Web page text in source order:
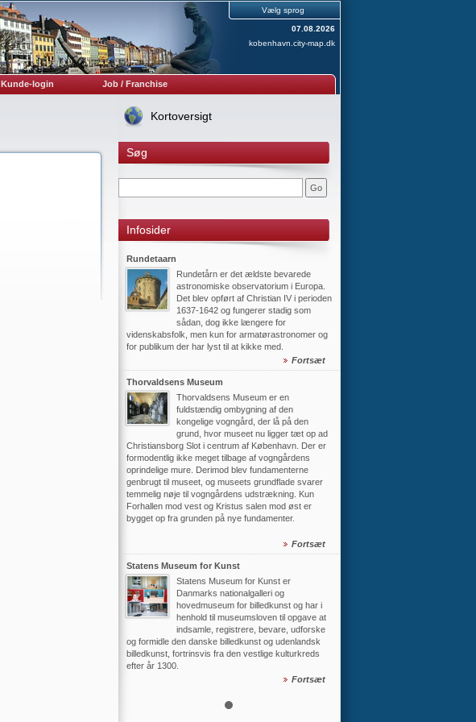
Vælg sprog
07.08.2026
kobenhavn.city-map.dk
Kunde-login Job / Franchise
Kortoversigt
Søg
Infosider
Christiansborg Slot i centrum af København. Der er
formodentlig ikke meget tilbage af vogngårdens
oprindelige mure. Derimod blev fundamenterne
genbrugt til museet, og museets grundflade svarer
temmelig nøje til vogngårdens udstrækning. Kun
Forhallen mod vest og Kristus salen mod øst er
bygget op fra grunden på nye fundamenter.
Statens Museum for Kunst
hovedmuseum for billedkunst og har i
indsamle, registrere, bevare, udforske
og formidle den danske billedkunst og udenlandsk
Rundetaarn
Rundetårn er det ældste bevarede
astronomiske observatorium i Europa.
Det blev opført af Christian IV i perioden
1637-1642 og fungerer stadig som
sådan, dog ikke længere for
videnskabsfolk, men kun for armatørastronomer og
for publikum der har lyst til at kikke med.
Fortsæt
Thorvaldsens Museum
Thorvaldsens Museum er en
fuldstændig ombygning af den
kongelige vogngård, der lå på den
grund, hvor museet nu ligger tæt op ad
Christiansborg Slot i centrum af København. Der er
formodentlig ikke meget tilbage af vogngårdens
oprindelige mure. Derimod blev fundamenterne
genbrugt til museet, og museets grundflade svarer
temmelig nøje til vogngårdens udstrækning. Kun
Forhallen mod vest og Kristus salen mod øst er
bygget op fra grunden på nye fundamenter.
Fortsæt
Statens Museum for Kunst
Statens Museum for Kunst er
Danmarks nationalgalleri og
hovedmuseum for billedkunst og har i
henhold til museumsloven til opgave at
indsamle, registrere, bevare, udforske
og formidle den danske billedkunst og udenlandsk
billedkunst, fortrinsvis fra den vestlige kulturkreds
efter år 1300.
Fortsæt